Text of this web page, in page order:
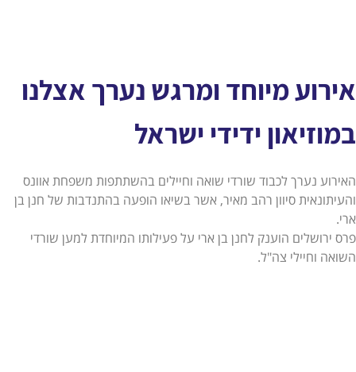
אירוע מיוחד ומרגש נערך אצלנו
במוזיאון ידידי ישראל
האירוע נערך לכבוד שורדי שואה וחיילים בהשתתפות משפחת אוונס
והעיתונאית סיוון רהב מאיר, אשר בשיאו הופעה בהתנדבות של חנן בן
ארי.
פרס ירושלים הוענק לחנן בן ארי על פעילותו המיוחדת למען שורדי
השואה וחיילי צה"ל.